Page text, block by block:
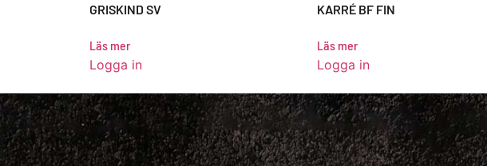
GRISKIND SV
Läs mer
Logga in
KARRÉ BF FIN
Läs mer
Logga in